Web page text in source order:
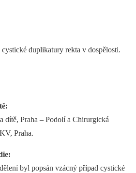
duplikatury rekta v dospělosti.
dítě, Praha –⁠ Podolí a Chirurgická
Praha.
byl popsán vzácný případ cystické